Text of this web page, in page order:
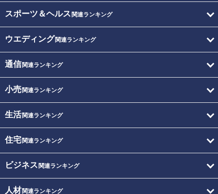
スポーツ＆ヘルス 関連ランキング
ウエディング関連ランキング
通信関連ランキング
小売関連ランキング
生活関連ランキング
住宅関連ランキング
ビジネス 関連ランキング
人材関連ランキング